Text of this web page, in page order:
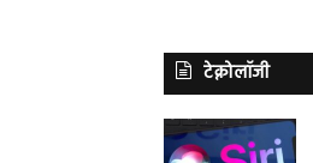
टेक्नोलॉजी